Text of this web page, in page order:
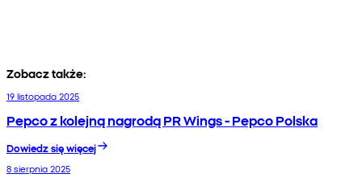
Zobacz także:
19 listopada 2025
Pepco z kolejną nagrodą PR Wings - Pepco Polska
Dowiedz się więcej
8 sierpnia 2025